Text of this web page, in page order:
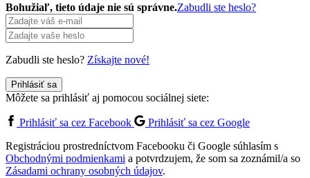
Bohužiaľ, tieto údaje nie sú správne.Zabudli ste heslo?
Zabudli ste heslo? Získajte nové!
Prihlásiť sa
Môžete sa prihlásiť aj pomocou sociálnej siete:
Prihlásiť sa cez Facebook
Prihlásiť sa cez Google
Registráciou prostredníctvom Facebooku či Google súhlasím s
Obchodnými podmienkami a potvrdzujem, že som sa zoznámil/a so
Zásadami ochrany osobných údajov.